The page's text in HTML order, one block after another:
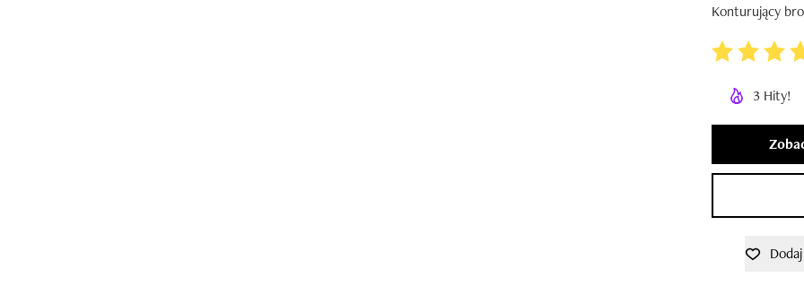
Konturujący
3 Hity!